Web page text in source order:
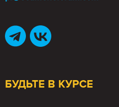
БУДЬТЕ В КУРСЕ